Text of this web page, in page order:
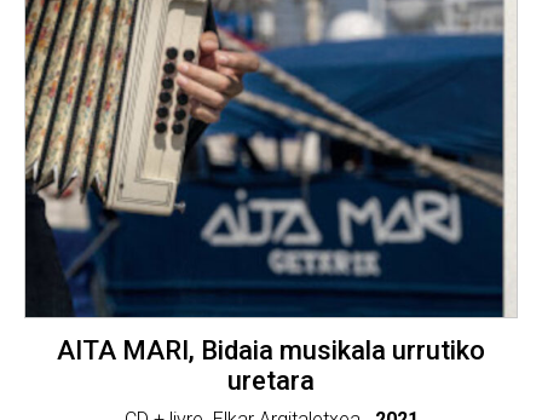
AITA MARI, Bidaia musikala urrutiko
uretara